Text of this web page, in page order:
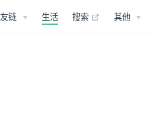
友链 生活 搜索 (opens new
其他